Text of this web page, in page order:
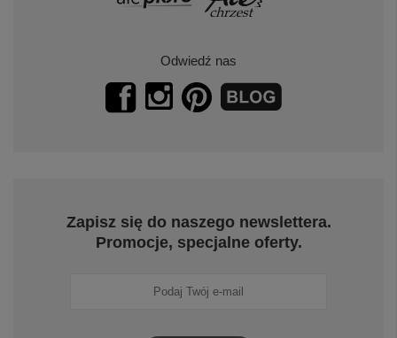
Odwiedź nas
Zapisz się do naszego newslettera.
Promocje, specjalne oferty.